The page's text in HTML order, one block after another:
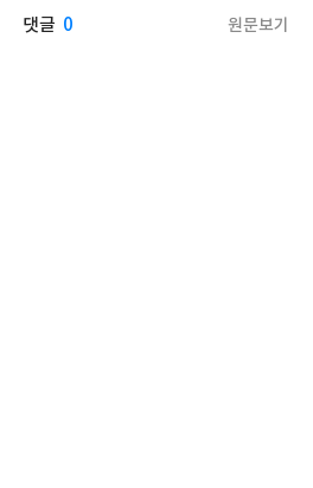
댓글 0 원문보기